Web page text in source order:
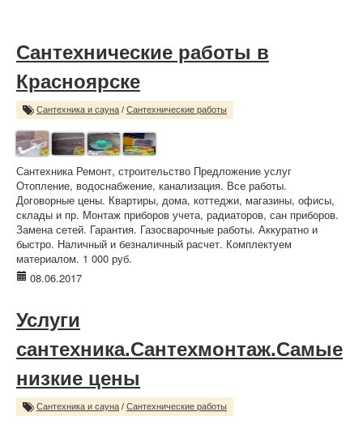
Сантехнические работы в
Красноярске
Сантехника и сауна / Сантехнические работы
Сантехника Ремонт, строительство Предложение услуг
Отопление, водоснабжение, канализация. Все работы.
Договорные цены. Квартиры, дома, коттеджи, магазины, офисы,
склады и пр. Монтаж приборов учета, радиаторов, сан приборов.
Замена сетей. Гарантия. Газосварочные работы. Аккуратно и
быстро. Наличный и безналичный расчет. Комплектуем
материалом. 1 000 руб.
08.06.2017
Услуги
сантехника.Сантехмонтаж.Самые
низкие цены
Сантехника и сауна / Сантехнические работы